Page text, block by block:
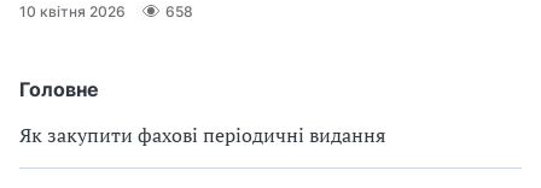
Головне
Як закупити фахові періодичні видання
10 квітня 2026 658